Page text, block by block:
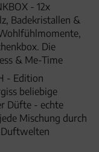
- 12x
Badekristallen &
Die
& Me-Time
- Edition
beliebige
Düfte - echte
Mischung durch
Duftwelten